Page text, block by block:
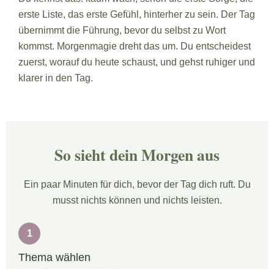
erste Liste, das erste Gefühl, hinterher zu sein. Der Tag
übernimmt die Führung, bevor du selbst zu Wort
kommst. Morgenmagie dreht das um. Du entscheidest
zuerst, worauf du heute schaust, und gehst ruhiger und
klarer in den Tag.
So sieht dein Morgen aus
Ein paar Minuten für dich, bevor der Tag dich ruft. Du
musst nichts können und nichts leisten.
1
Thema wählen